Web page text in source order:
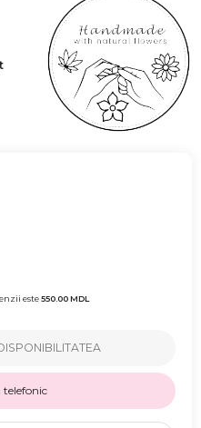
este550.00MDL
telefonic